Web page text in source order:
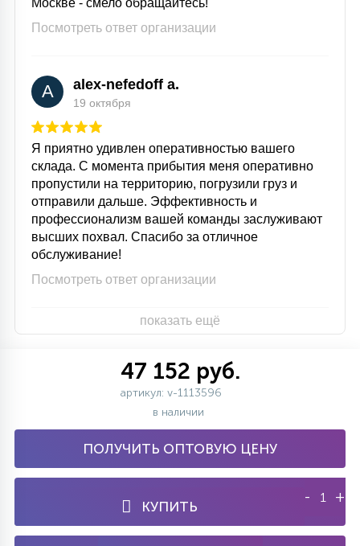
Москве - смело обращайтесь!
Посмотреть ответ организации
A alex-nefedoff a.
19 октября
Я приятно удивлен оперативностью вашего
склада. С момента прибытия меня оперативно
пропустили на территорию, погрузили груз и
отправили дальше. Эффективность и
профессионализм вашей команды заслуживают
высших похвал. Спасибо за отличное
обслуживание!
Посмотреть ответ организации
показать ещё
47 152 руб.
артикул: v-1113596
в наличии
ПОЛУЧИТЬ ОПТОВУЮ ЦЕНУ
КУПИТЬ
- +